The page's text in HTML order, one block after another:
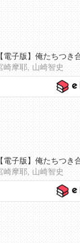
【電子版】俺たちつき
崎摩耶, 山崎智史
【電子版】俺たちつき
崎摩耶, 山崎智史